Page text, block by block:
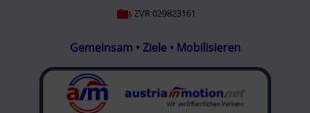
ZVR 029823161
Gemeinsam • Ziele • Mobilisieren